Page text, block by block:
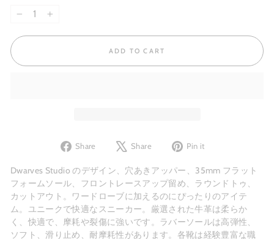
ADD TO CART
Share
Share
Facebook
Share
Tweet
X
Pin it
Pinterest
Dwarves Studio のデザイン、穴あきアッパー、35mm フラット
フォームソール、フロントレースアップ留め、ラウンドトゥ、
カットアウト。ワードローブに加えるのにぴったりのアイテ
ム。ユニークで快適なスニーカー。厳選された牛革は柔らか
く、快適で、摩耗や裂傷に強いです。ラバーソールは高弾性、
ソフト、滑り止め、耐摩耗性があります。各靴は経験豊富な職